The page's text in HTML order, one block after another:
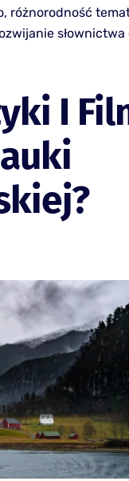
różnorodność
słownictwa
I